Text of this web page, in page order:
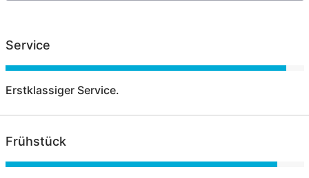
Service
Erstklassiger Service.
Frühstück